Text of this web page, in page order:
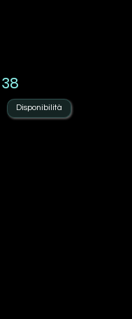
Disponibilità